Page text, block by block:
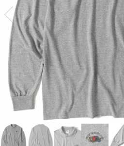
バッグ
レイングッズ
ファッショングッズ
ファッショングッズ